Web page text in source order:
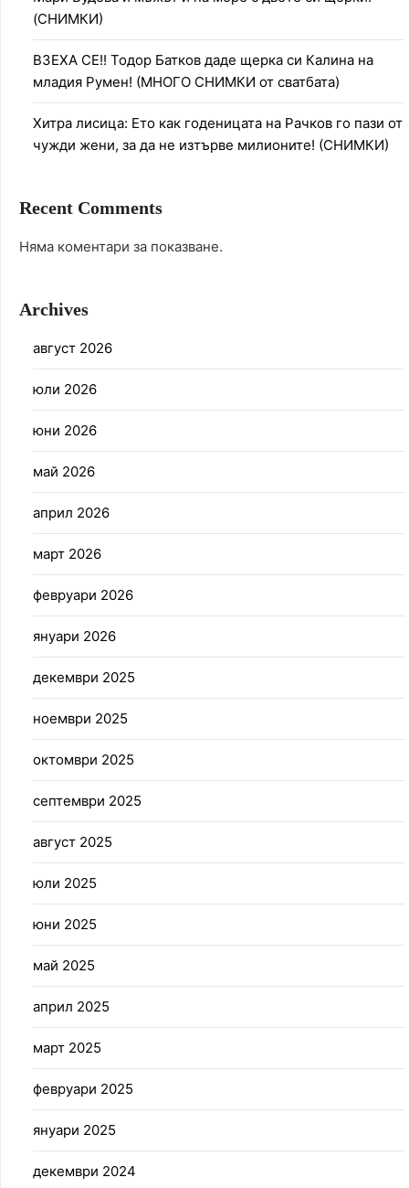
(СНИМКИ)
ВЗЕХА СЕ!! Тодор Батков даде щерка си Калина на
младия Румен! (МНОГО СНИМКИ от сватбата)
Хитра лисица: Ето как годеницата на Рачков го пази от
чужди жени, за да не изтърве милионите! (СНИМКИ)
Recent Comments
Няма коментари за показване.
Archives
август 2026
юли 2026
юни 2026
май 2026
април 2026
март 2026
февруари 2026
януари 2026
декември 2025
ноември 2025
октомври 2025
септември 2025
август 2025
юли 2025
юни 2025
май 2025
април 2025
март 2025
февруари 2025
януари 2025
декември 2024